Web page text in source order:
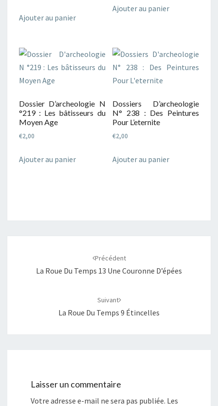
Ajouter au panier
Ajouter au panier
Dossier D’archeologie N
°219 : Les bâtisseurs du
Moyen Age
€2,00
Ajouter au panier
Dossiers D’archeologie
N° 238 : Des Peintures
Pour L’eternite
€2,00
Ajouter au panier
Précédent
La Roue Du Temps 13 Une Couronne D’épées
Suivant
La Roue Du Temps 9 Étincelles
Laisser un commentaire
Votre adresse e-mail ne sera pas publiée. Les